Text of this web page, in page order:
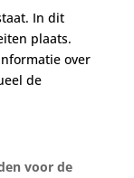
In dit
plaats.
over
de
voor de